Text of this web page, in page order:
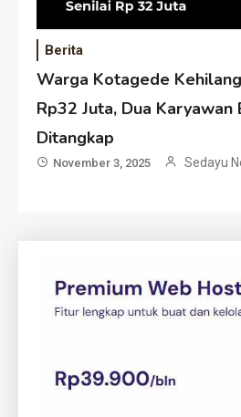
Berita
Warga Kotagede
Rp32 Juta, Dua Karyawan
Ditangkap
November 3, 2025 Sedayu